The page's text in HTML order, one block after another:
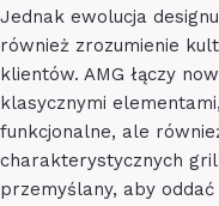
Jednak ewolucja
również zrozumienie
klientów. AMG łączy
klasycznymi
funkcjonalne, ale
charakterystycznych
przemyślany, aby